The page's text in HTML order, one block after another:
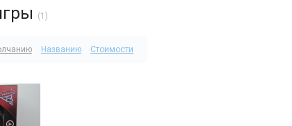
(1)
Названию Стоимости